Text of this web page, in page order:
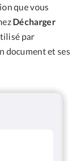
que vous
Décharger
par
document et ses